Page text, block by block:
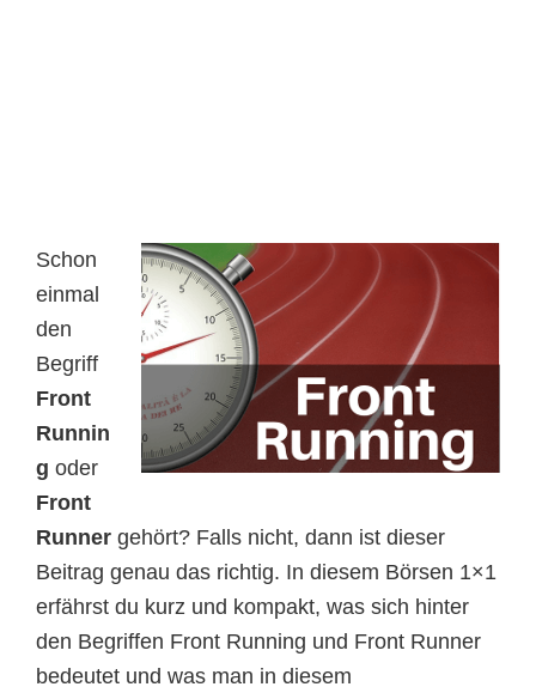
Schon
einmal
den
Begriff
Front
Runnin
g oder
Front
Runner gehört? Falls nicht, dann ist dieser
Beitrag genau das richtig. In diesem Börsen 1×1
erfährst du kurz und kompakt, was sich hinter
den Begriffen Front Running und Front Runner
bedeutet und was man in diesem